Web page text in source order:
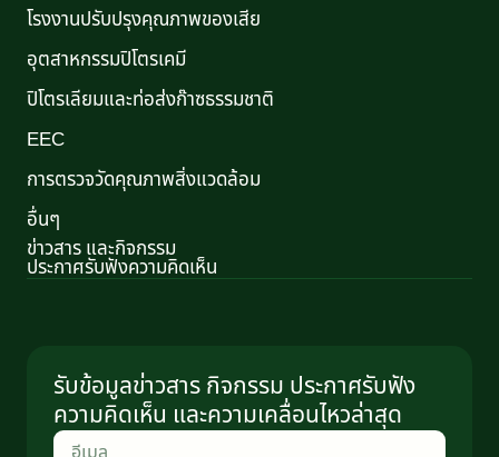
โรงงานปรับปรุงคุณภาพของเสีย
อุตสาหกรรมปิโตรเคมี
ปิโตรเลียมและท่อส่งก๊าซธรรมชาติ
EEC
การตรวจวัดคุณภาพสิ่งแวดล้อม
อื่นๆ
ข่าวสาร และกิจกรรม
ประกาศรับฟังความคิดเห็น
รับข้อมูลข่าวสาร กิจกรรม ประกาศรับฟัง
ความคิดเห็น และความเคลื่อนไหวล่าสุด